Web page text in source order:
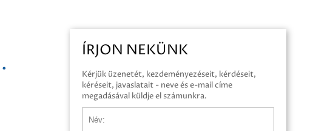
ÍRJON NEKÜNK
Kérjük üzenetét, kezdeményezéseit, kérdéseit,
kéréseit, javaslatait - neve és e-mail címe
megadásával küldje el számunkra.